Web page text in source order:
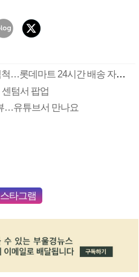
로봇 1000대가 상품 입출고 척척…롯데마트 24시간 배송 자동화
텀서 팝업
…유튜브서 만나요
타그램